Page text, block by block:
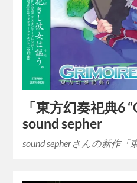
「東方幻奏祀典6
sound sepher
sound sepherさんの新作「